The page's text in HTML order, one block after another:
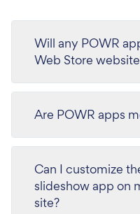
Will any POWR
Web Store
Are POWR apps
Can I customize
slideshow app on
site?